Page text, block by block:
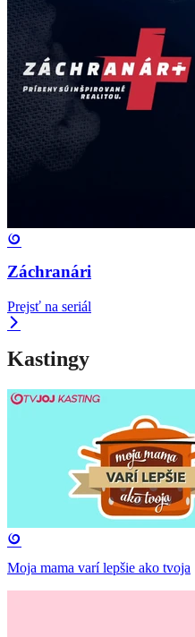
Záchranári
Prejsť na seriál
Kastingy
Moja mama varí lepšie ako tvoja